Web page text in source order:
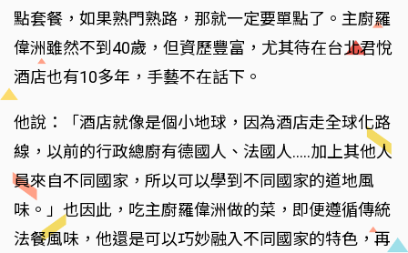
點套餐，如果熟門熟路，那就一定要單點了。主廚羅
偉洲雖然不到40歲，但資歷豐富，尤其待在台北君悅
酒店也有10多年，手藝不在話下。
他說：「酒店就像是個小地球，因為酒店走全球化路
線，以前的行政總廚有德國人、法國人…..加上其他人
員來自不同國家，所以可以學到不同國家的道地風
味。」也因此，吃主廚羅偉洲做的菜，即便遵循傳統
法餐風味，他還是可以巧妙融入不同國家的特色，再